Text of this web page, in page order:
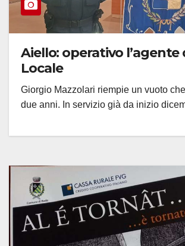
Aiello: operativo l’agente
Locale
Giorgio Mazzolari riempie un vuoto
due anni. In servizio già da inizio